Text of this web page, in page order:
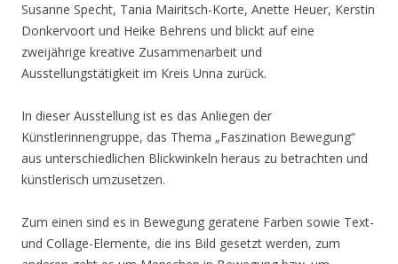
Susanne Specht, Tania Mairitsch-Korte, Anette Heuer, Kerstin
Donkervoort und Heike Behrens und blickt auf eine
zweijährige kreative Zusammenarbeit und
Ausstellungstätigkeit im Kreis Unna zurück.
In dieser Ausstellung ist es das Anliegen der
Künstlerinnengruppe, das Thema „Faszination Bewegung“
aus unterschiedlichen Blickwinkeln heraus zu betrachten und
künstlerisch umzusetzen.
Zum einen sind es in Bewegung geratene Farben sowie Text-
und Collage-Elemente, die ins Bild gesetzt werden, zum